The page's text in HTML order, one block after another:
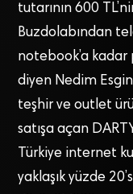
tutarının 600
Buzdolabından
notebook’a
diyen Nedim
teşhir ve outlet
satışa açan
Türkiye internet
yaklaşık yüzde